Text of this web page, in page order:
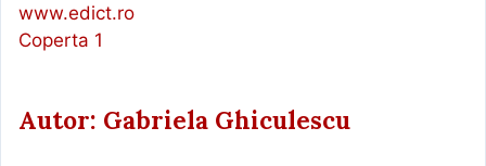
www.edict.ro
Coperta 1
Autor: Gabriela Ghiculescu